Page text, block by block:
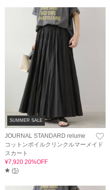
SUMMER SALE
JOURNAL STANDARD relume
コットンボイルクリンクルマーメイド
スカート
¥7,920 20%OFF
(5)